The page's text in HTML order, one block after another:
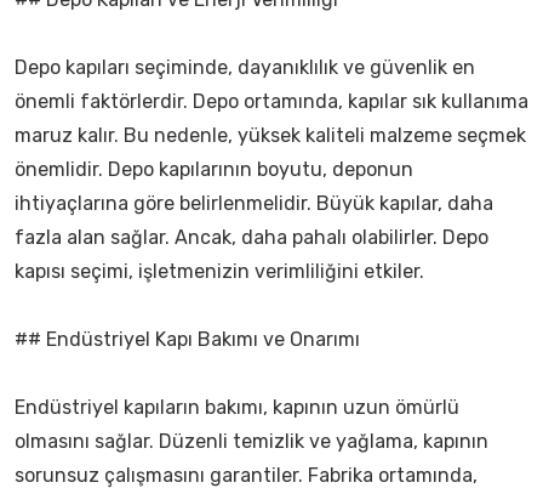
Depo kapıları seçiminde, dayanıklılık ve güvenlik en
önemli faktörlerdir. Depo ortamında, kapılar sık kullanıma
maruz kalır. Bu nedenle, yüksek kaliteli malzeme seçmek
önemlidir. Depo kapılarının boyutu, deponun
ihtiyaçlarına göre belirlenmelidir. Büyük kapılar, daha
fazla alan sağlar. Ancak, daha pahalı olabilirler. Depo
kapısı seçimi, işletmenizin verimliliğini etkiler.
## Endüstriyel Kapı Bakımı ve Onarımı
Endüstriyel kapıların bakımı, kapının uzun ömürlü
olmasını sağlar. Düzenli temizlik ve yağlama, kapının
sorunsuz çalışmasını garantiler. Fabrika ortamında,